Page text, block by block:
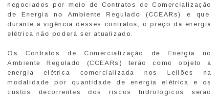
negociados por meio de Contratos de Comercialização
de Energia no Ambiente Regulado (CCEARs) e que,
durante a vigência desses contratos, o preço da energia
elétrica não poderá ser atualizado.
Os Contratos de Comercialização de Energia no
Ambiente Regulado (CCEARs) terão como objeto a
energia elétrica comercializada nos Leilões na
modalidade por quantidade de energia elétrica e os
custos decorrentes dos riscos hidrológicos serão